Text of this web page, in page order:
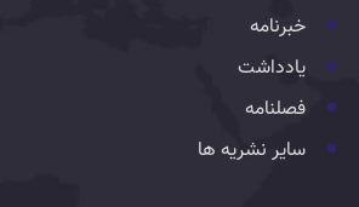
خبرنامه
یادداشت
فصلنامه
سایر نشریه ها